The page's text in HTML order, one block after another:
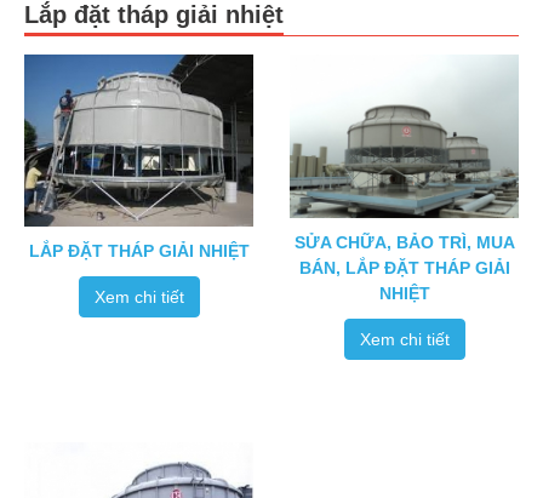
Lắp đặt tháp giải nhiệt
LẮP ĐẶT THÁP GIẢI NHIỆT
Xem chi tiết
SỬA CHỮA, BẢO TRÌ, MUA
BÁN, LẮP ĐẶT THÁP GIẢI
NHIỆT
Xem chi tiết